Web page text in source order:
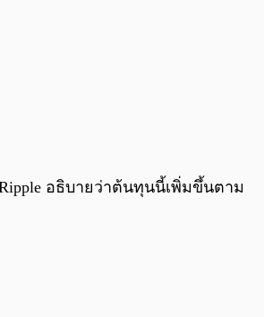
อธิบายว่าต้นทุนนี้เพิ่มขึ้นตาม